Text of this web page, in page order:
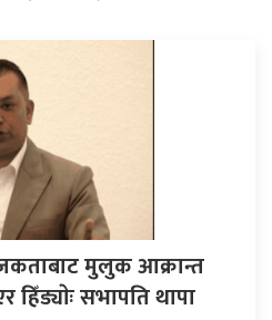
मुलुक आक्रान्त
सभापति थापा